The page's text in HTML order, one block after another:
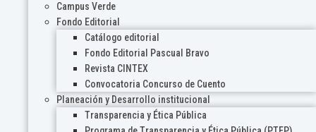
Campus Verde
Fondo Editorial
Catálogo editorial
Fondo Editorial Pascual Bravo
Revista CINTEX
Convocatoria Concurso de Cuento
Planeación y Desarrollo institucional
Transparencia y Ética Pública